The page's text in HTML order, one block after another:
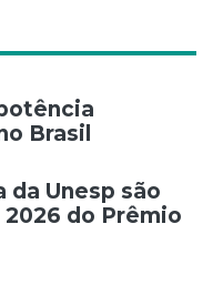
Brasil
da Unesp são
do Prêmio